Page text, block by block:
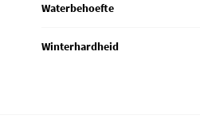
Waterbehoefte
Winterhardheid